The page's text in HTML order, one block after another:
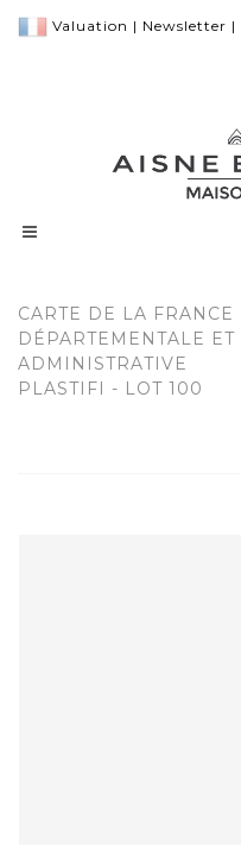
Valuation | Newsletter |
CARTE DE LA FRANCE
DÉPARTEMENTALE ET
ADMINISTRATIVE
PLASTIFI - LOT 100